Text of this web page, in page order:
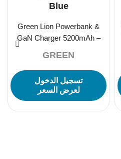
Green Lion Powerbank &
GaN Charger 5200mAh –
GREEN
تسجيل الدخول
لعرض السعر